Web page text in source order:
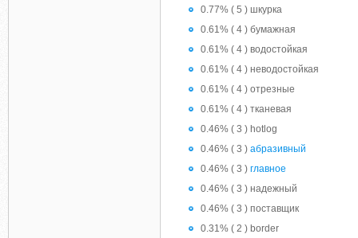
0.77% ( 5 ) шкурка
0.61% ( 4 ) бумажная
0.61% ( 4 ) водостойкая
0.61% ( 4 ) неводостойкая
0.61% ( 4 ) отрезные
0.61% ( 4 ) тканевая
0.46% ( 3 ) hotlog
0.46% ( 3 ) абразивный
0.46% ( 3 ) главное
0.46% ( 3 ) надежный
0.46% ( 3 ) поставщик
0.31% ( 2 ) border